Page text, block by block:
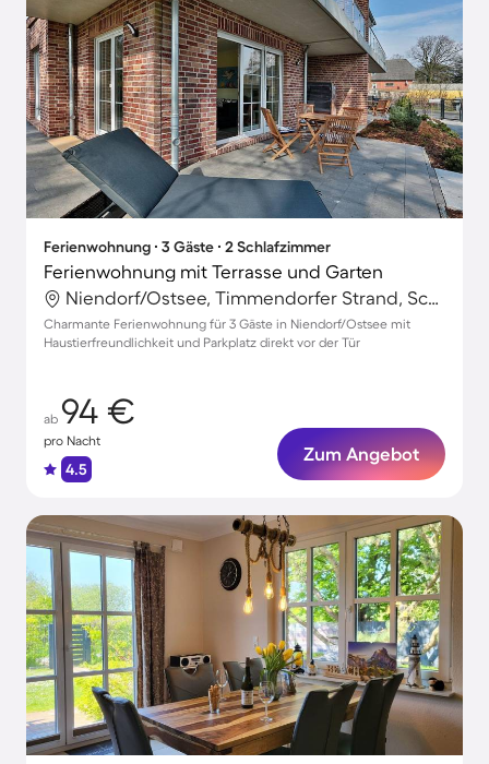
Ferienwohnung ∙ 3 Gäste ∙ 2 Schlafzimmer
Ferienwohnung mit Terrasse und Garten
Niendorf/Ostsee, Timmendorfer Strand, Schleswig-Holstein
Charmante Ferienwohnung für 3 Gäste in Niendorf/Ostsee mit
Haustierfreundlichkeit und Parkplatz direkt vor der Tür
ab 94 €
pro Nacht
4.5
Zum Angebot